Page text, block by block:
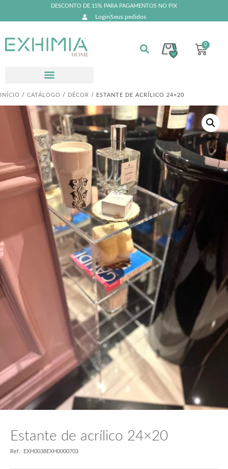
DESCONTO DE 15% PARA PAGAMENTOS NO PIX
LoginSeus pedidos
0
INÍCIO / CATÁLOGO / DÉCOR / ESTANTE DE ACRÍLICO 24×20
Estante de acrílico 24×20
Ref.: EXH0038EXH0000703